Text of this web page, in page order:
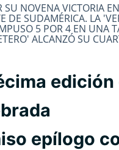
NOVENA VICTORIA
DE SUDAMÉRICA. LA
5 POR 4 EN UNA
ALCANZÓ SU
edición
epílogo